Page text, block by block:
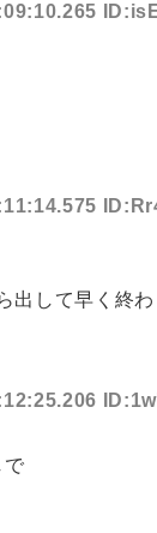
出して早く終
で